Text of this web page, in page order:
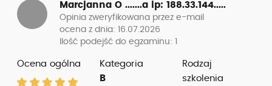
Marcjanna O .......a ip: 188.33.144.....
Opinia zweryfikowana przez e-mail
ocena z dnia: 16.07.2026
Ilość podejść do egzaminu: 1
Ocena ogólna
Kategoria
B
Rodzaj
szkolenia